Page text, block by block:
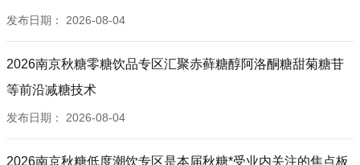
发布日期： 2026-08-04
2026南京秋糖零糖饮品专区汇聚赤藓糖醇阿洛酮糖甜菊糖苷
等前沿减糖技术
发布日期： 2026-08-04
2026南京秋糖低度潮饮专区是本届秋糖*受业内关注的焦点板